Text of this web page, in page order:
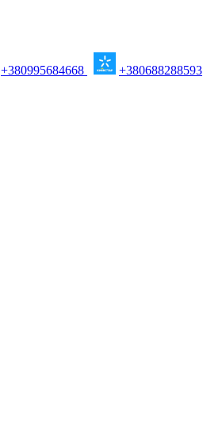
+380995684668 +380688288593